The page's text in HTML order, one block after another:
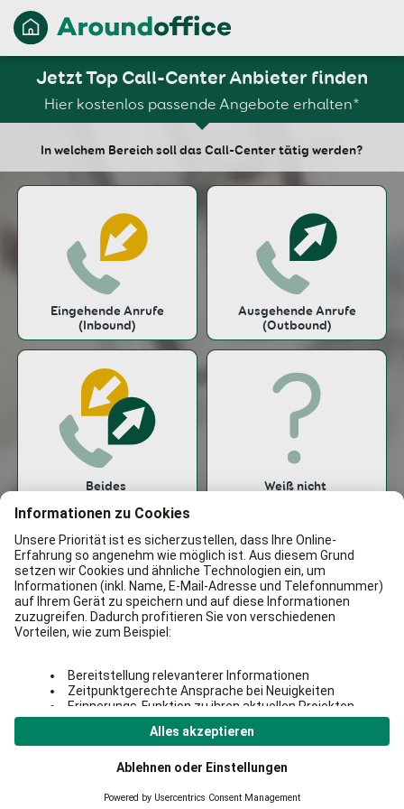
Jetzt Top Call-Center Anbieter finden
Hier kostenlos passende Angebote erhalten*
In welchem Bereich soll das Call-Center tätig werden?
Eingehende Anrufe
(Inbound)
Ausgehende Anrufe
(Outbound)
Beides Weiß nicht
Bekannt aus:
100% kostenlos & unverbindlich
Einfach & sicher
Datenschutzerklärung Partner werden
Cookies
© 2026 Aroundoffice. Eine Marke der be Around GmbH. Alle Rechte